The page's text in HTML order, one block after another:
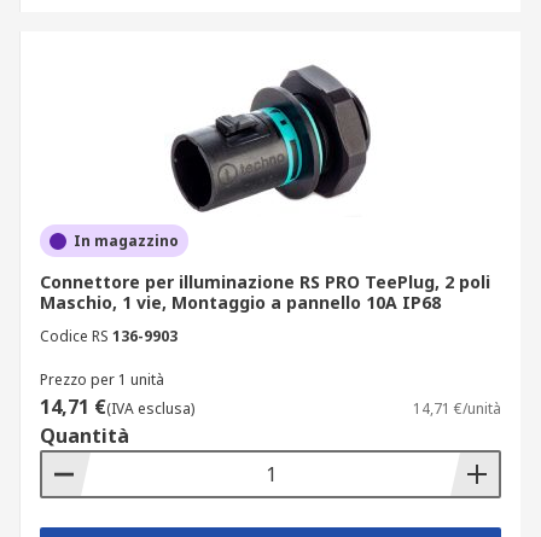
In magazzino
Connettore per illuminazione RS PRO TeePlug, 2 poli
Maschio, 1 vie, Montaggio a pannello 10A IP68
Codice RS 136-9903
Prezzo per 1 unità
14,71 €(IVA esclusa) 14,71 €/unità
Quantità